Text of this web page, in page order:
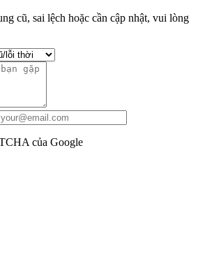
cũ, sai lệch hoặc cần cập nhật, vui lòng
của Google